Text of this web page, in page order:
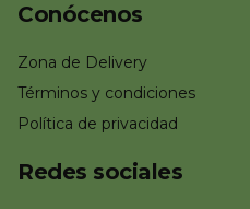
Conócenos
Zona de Delivery
Términos y condiciones
Política de privacidad
Redes sociales